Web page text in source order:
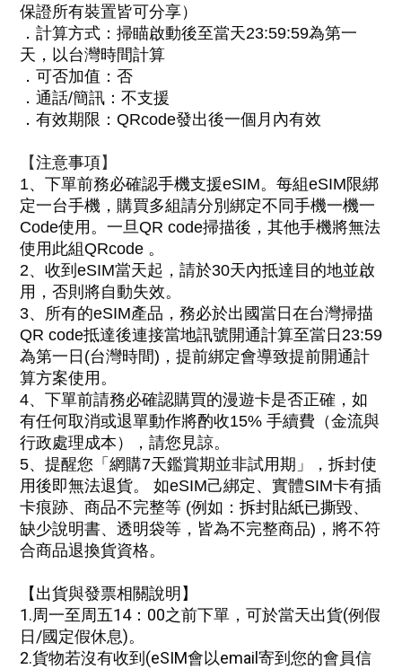
保證所有裝置皆可分享）
． 計算方式： 掃瞄啟動後至當天23:59:59為第一
天，以台灣時間計算
． 可否加值：否
． 通話/簡訊：不支援
． 有效期限：QRcode發出後一個月內有效
【注意事項】
1、 下單前務必確認手機支援eSIM。每組eSIM限綁
定一台手機，購買多組請分別綁定不同手機一機一
Code使用。一旦QR code掃描後，其他手機將無法
使用此組QRcode 。
2、 收到eSIM當天起，請於30天內抵達目的地並啟
用，否則將自動失效。
3、 所有的eSIM產品，務必於出國當日在台灣掃描
QR code抵達後連接當地訊號開通計算至當日23:59
為第一日(台灣時間)，提前綁定會導致提前開通計
算方案使用 。
4、下單前請務必確認購買的漫遊卡是否正確，如
有任何取消或退單動作將酌收15% 手續費（金流與
行政處理成本）， 請您見諒。
5、 提醒您「網購7天鑑賞期並非試用期」，拆封使
用後即無法退貨。 如eSIM己綁定、實體SIM卡有插
卡痕跡、 商品不完整等 (例如： 拆封貼紙已撕毀、
缺少說明書、透明袋等，皆為不完整商品)，將不符
合商品退換貨資格。
【出貨與發票相關說明】
1.周一至周五14：00之前下單，可於當天出貨(例假
日/國定假休息)。
2.貨物若沒有收到(eSIM會以email寄到您的會員信